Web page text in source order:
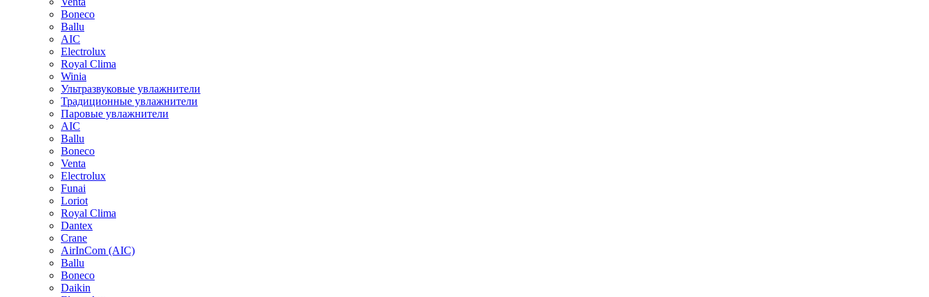
Boneco
Ballu
AIC
Electrolux
Royal Clima
Winia
Ультразвуковые увлажнители
Традиционные увлажнители
Паровые увлажнители
AIC
Ballu
Boneco
Venta
Electrolux
Funai
Loriot
Royal Clima
Dantex
Crane
AirInCom (AIC)
Ballu
Boneco
Daikin